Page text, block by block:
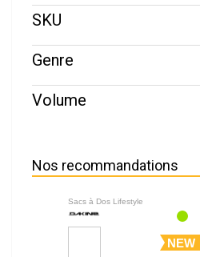
SKU
Genre
Volume
Nos recommandations
Sacs à Dos Lifestyle
NEW